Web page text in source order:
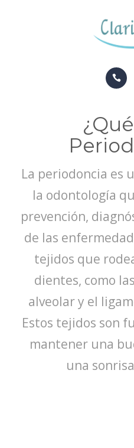
CONTACTO
La periodoncia es
la odontología
prevención,
de las
tejidos que
dientes, como
alveolar y el
Estos tejidos son
mantener una
una